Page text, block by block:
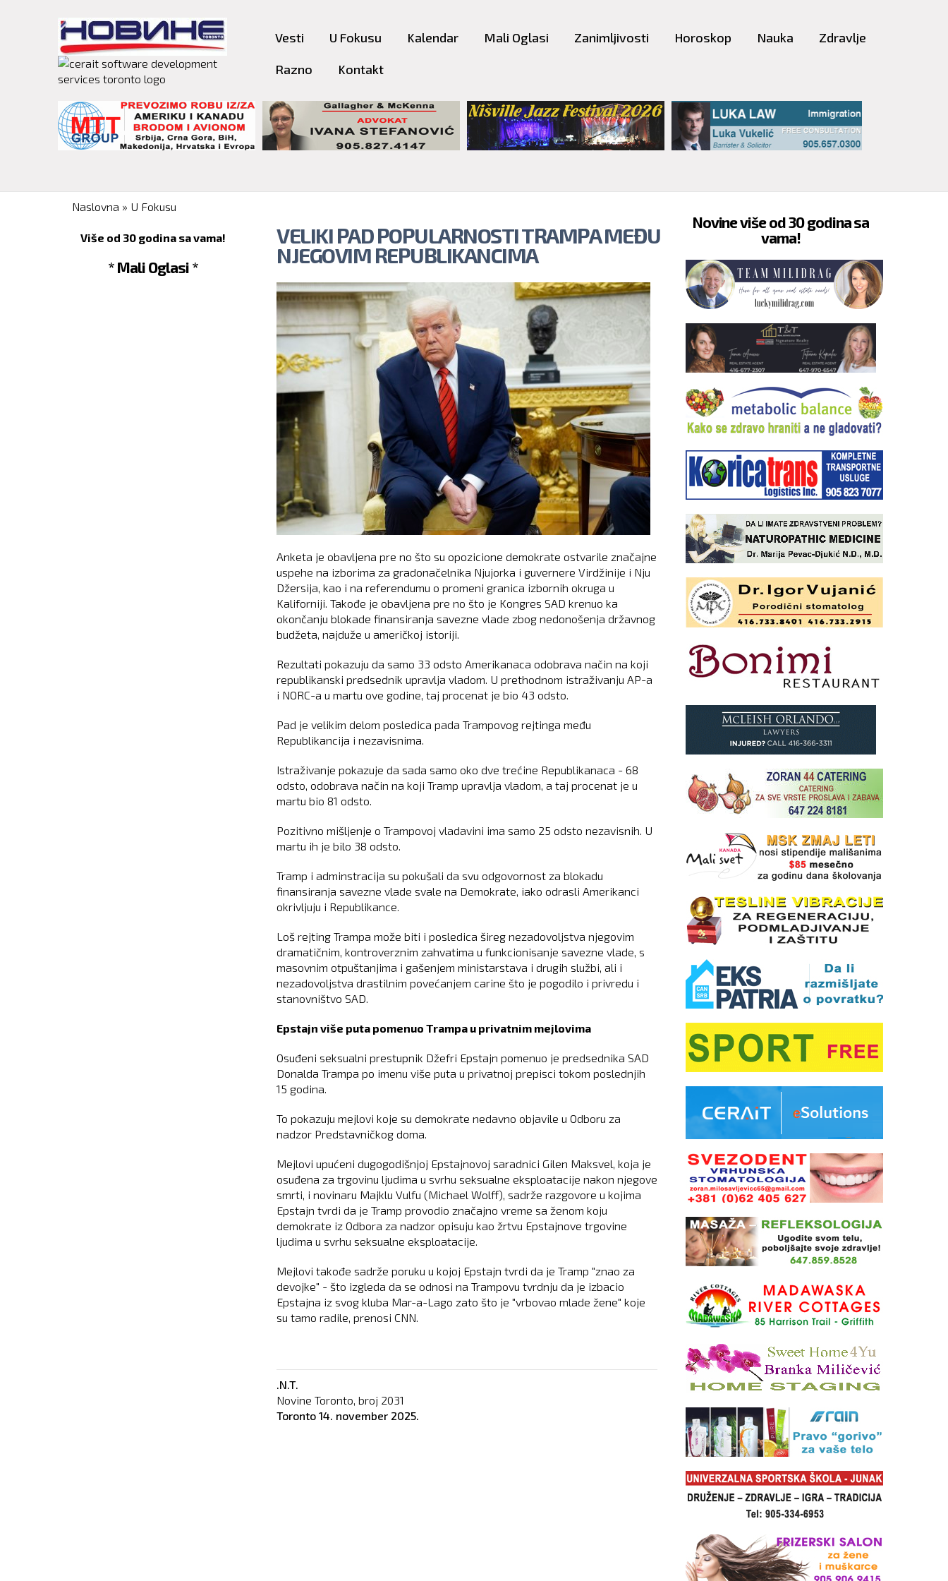
content
Vesti U Fokusu Kalendar Mali Oglasi Zanimljivosti Horoskop Nauka Zdravlje
Razno Kontakt
You are here
Naslovna » U Fokusu
Više od 30 godina sa vama!
* Mali Oglasi *
VELIKI PAD POPULARNOSTI TRAMPA MEĐU
NJEGOVIM REPUBLIKANCIMA
Anketa je obavljena pre no što su opozicione demokrate ostvarile značajne
uspehe na izborima za gradonačelnika Njujorka i guvernere Virdžinije i Nju
Džersija, kao i na referendumu o promeni granica izbornih okruga u
Kaliforniji. Takođe je obavljena pre no što je Kongres SAD krenuo ka
okončanju blokade finansiranja savezne vlade zbog nedonošenja državnog
budžeta, najduže u američkoj istoriji.
Rezultati pokazuju da samo 33 odsto Amerikanaca odobrava način na koji
republikanski predsednik upravlja vladom. U prethodnom istraživanju AP-a
i NORC-a u martu ove godine, taj procenat je bio 43 odsto.
Pad je velikim delom posledica pada Trampovog rejtinga među
Republikancija i nezavisnima.
Istraživanje pokazuje da sada samo oko dve trećine Republikanaca - 68
odsto, odobrava način na koji Tramp upravlja vladom, a taj procenat je u
martu bio 81 odsto.
Pozitivno mišljenje o Trampovoj vladavini ima samo 25 odsto nezavisnih. U
martu ih je bilo 38 odsto.
Tramp i adminstracija su pokušali da svu odgovornost za blokadu
finansiranja savezne vlade svale na Demokrate, iako odrasli Amerikanci
okrivljuju i Republikance.
Loš rejting Trampa može biti i posledica šireg nezadovoljstva njegovim
dramatičnim, kontroverznim zahvatima u funkcionisanje savezne vlade, s
masovnim otpuštanjima i gašenjem ministarstava i drugih službi, ali i
nezadovoljstva drastilnim povećanjem carine što je pogodilo i privredu i
stanovništvo SAD.
Epstajn više puta pomenuo Trampa u privatnim mejlovima
Osuđeni seksualni prestupnik Džefri Epstajn pomenuo je predsednika SAD
Donalda Trampa po imenu više puta u privatnoj prepisci tokom poslednjih
15 godina.
To pokazuju mejlovi koje su demokrate nedavno objavile u Odboru za
nadzor Predstavničkog doma.
Mejlovi upućeni dugogodišnjoj Epstajnovoj saradnici Gilen Maksvel, koja je
osuđena za trgovinu ljudima u svrhu seksualne eksploatacije nakon njegove
smrti, i novinaru Majklu Vulfu (Michael Wolff), sadrže razgovore u kojima
Epstajn tvrdi da je Tramp provodio značajno vreme sa ženom koju
demokrate iz Odbora za nadzor opisuju kao žrtvu Epstajnove trgovine
ljudima u svrhu seksualne eksploatacije.
Mejlovi takođe sadrže poruku u kojoj Epstajn tvrdi da je Tramp "znao za
devojke" - što izgleda da se odnosi na Trampovu tvrdnju da je izbacio
Epstajna iz svog kluba Mar-a-Lago zato što je "vrbovao mlade žene" koje
su tamo radile, prenosi CNN.
.N.T.
Novine Toronto, broj 2031
Toronto 14. november 2025.
Novine više od 30 godina sa
vama!